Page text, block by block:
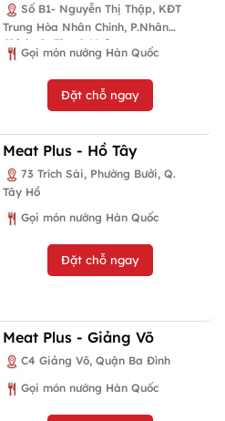
Số B1- Nguyễn Thị Thập, KĐT
Trung Hòa Nhân Chính, P.Nhân
Chính, Q. Thanh Xuân
Gọi món nướng Hàn Quốc
Đặt chỗ ngay
Meat Plus - Hồ Tây
73 Trích Sài, Phường Bưởi, Q.
Tây Hồ
Gọi món nướng Hàn Quốc
Đặt chỗ ngay
Meat Plus - Giảng Võ
C4 Giảng Võ, Quận Ba Đình
Gọi món nướng Hàn Quốc